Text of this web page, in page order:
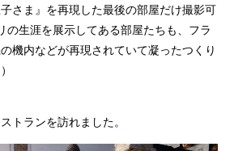
子さま』を再現した最後の部屋だけ撮影可
の生涯を展示してある部屋たちも、フラ
機内などが再現されていて凝ったつくり
トランを訪れました。